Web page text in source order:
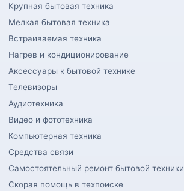
Крупная бытовая техника
Мелкая бытовая техника
Встраиваемая техника
Нагрев и кондиционирование
Аксессуары к бытовой технике
Телевизоры
Аудиотехника
Видео и фототехника
Компьютерная техника
Средства связи
Самостоятельный ремонт бытовой техники
Скорая помощь в техпоиске